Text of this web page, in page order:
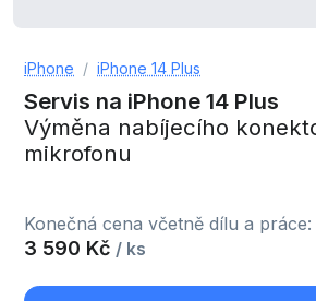
iPhone iPhone 14 Plus
Servis na iPhone 14 Plus
Výměna nabíjecího
mikrofonu
Konečná cena včetně dílu a práce:
3 590 Kč / ks